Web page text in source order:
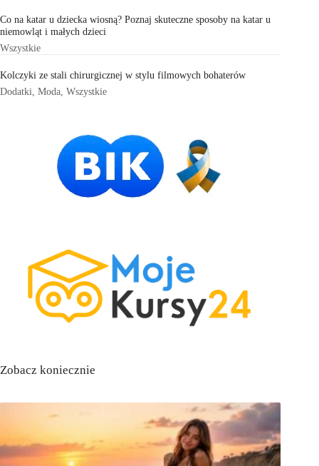
Co na katar u dziecka wiosną? Poznaj skuteczne sposoby na katar u
niemowląt i małych dzieci
Wszystkie
Kolczyki ze stali chirurgicznej w stylu filmowych bohaterów
Dodatki Moda Wszystkie
Zobacz koniecznie